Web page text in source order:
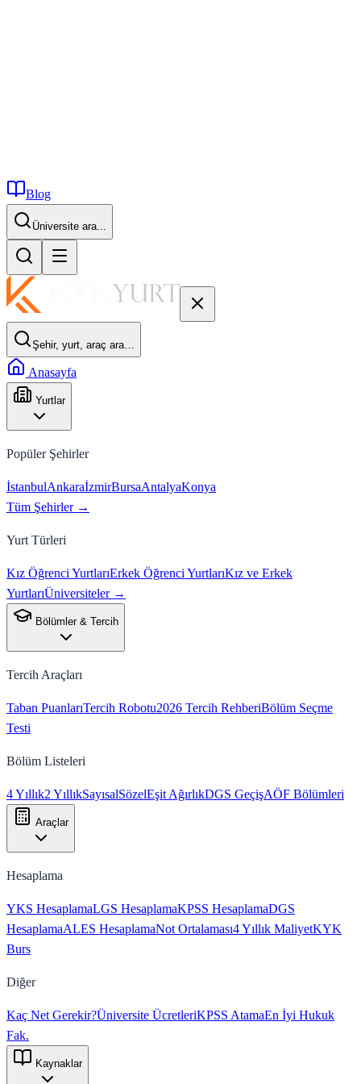
Blog
İstanbul...
Şehir, yurt, araç ara…
Anasayfa
Yurtlar
Popüler Şehirler
İstanbulAnkaraİzmirBursaAntalyaKonya
Tüm Şehirler →
Yurt Türleri
Kız Öğrenci YurtlarıErkek Öğrenci YurtlarıKız ve Erkek
YurtlarıÜniversiteler →
Bölümler & Tercih
Tercih Araçları
Taban PuanlarıTercih Robotu2026 Tercih RehberiBölüm Seçme
Testi
Bölüm Listeleri
4 Yıllık2 YıllıkSayısalSözelEşit AğırlıkDGS GeçişAÖF Bölümleri
Araçlar
Hesaplama
YKS HesaplamaLGS HesaplamaKPSS HesaplamaDGS
HesaplamaALES HesaplamaNot Ortalaması4 Yıllık MaliyetKYK
Burs
Diğer
Kaç Net Gerekir?Üniversite ÜcretleriKPSS AtamaEn İyi Hukuk
Fak.
Kaynaklar